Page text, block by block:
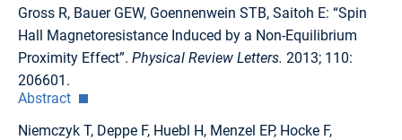
Gross R, Bauer GEW, Goennenwein STB, Saitoh E: “Spin
Hall Magnetoresistance Induced by a Non-Equilibrium
Proximity Effect”. Physical Review Letters. 2013; 110:
206601.
Abstract
Niemczyk T, Deppe F, Huebl H, Menzel EP, Hocke F,